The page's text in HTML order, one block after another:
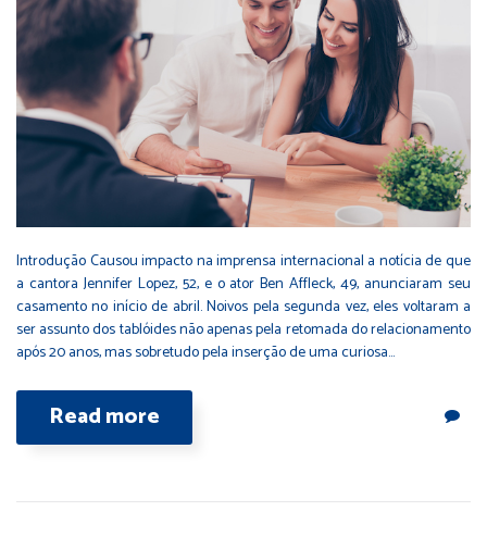
Introdução Causou impacto na imprensa internacional a notícia de que
a cantora Jennifer Lopez, 52, e o ator Ben Affleck, 49, anunciaram seu
casamento no início de abril. Noivos pela segunda vez, eles voltaram a
ser assunto dos tablóides não apenas pela retomada do relacionamento
após 20 anos, mas sobretudo pela inserção de uma curiosa…
Read more